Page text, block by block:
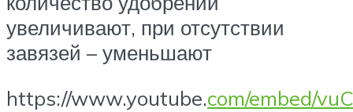
увеличивают, при отсутствии
завязей – уменьшают
https://www.youtube.com/embed/